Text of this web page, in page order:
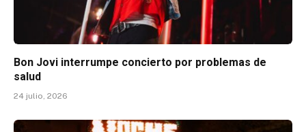
Bon Jovi interrumpe concierto por problemas de
salud
24 julio, 2026